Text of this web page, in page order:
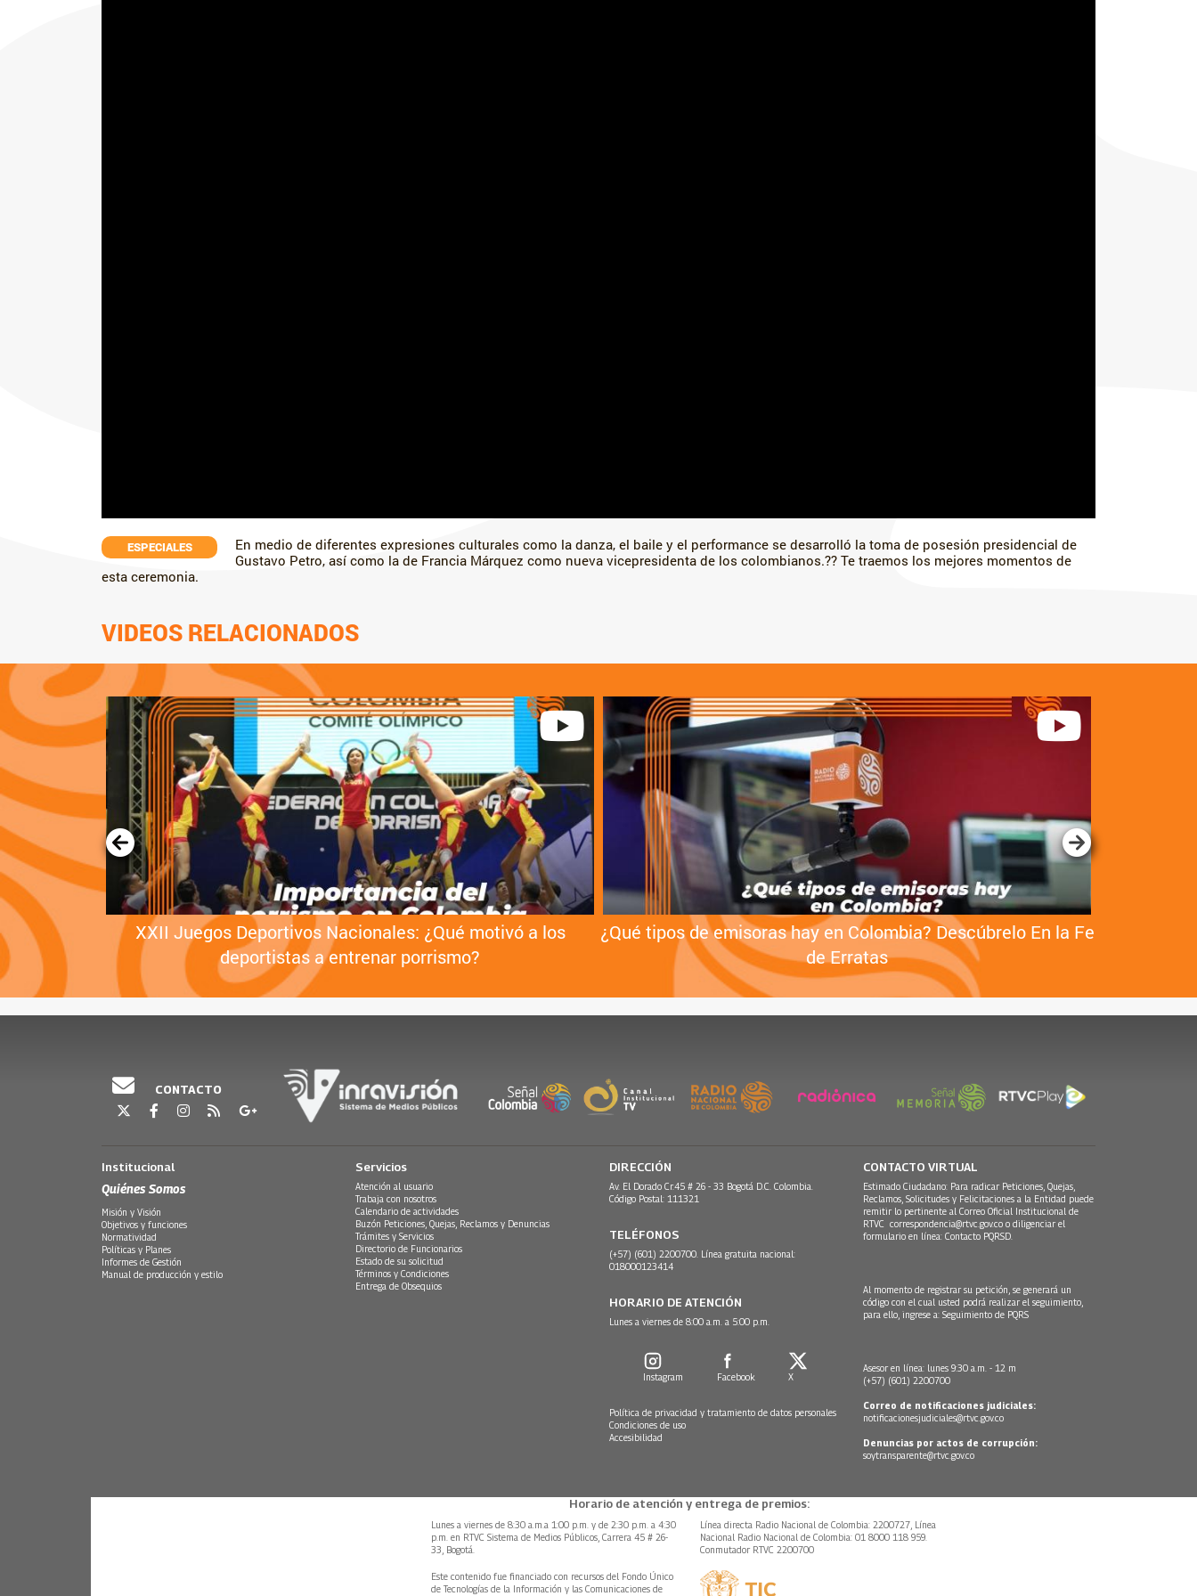
ESPECIALES
En medio de diferentes expresiones culturales como la danza, el baile y el performance se desarrolló la toma de posesión presidencial de
Gustavo Petro, así como la de Francia Márquez como nueva vicepresidenta de los colombianos.?? Te traemos los mejores momentos de
esta ceremonia.
VIDEOS RELACIONADOS
XXII Juegos Deportivos Nacionales: ¿Qué motivó a los
deportistas a entrenar porrismo?
¿Qué tipos de emisoras hay en Colombia? Descúbrelo En la Fe
de Erratas
CONTACTO
Institucional
Quiénes Somos
Misión y Visión
Objetivos y funciones
Normatividad
Políticas y Planes
Informes de Gestión
Manual de producción y estilo
Servicios
Atención al usuario
Trabaja con nosotros
Calendario de actividades
Buzón Peticiones, Quejas, Reclamos y Denuncias
Trámites y Servicios
Directorio de Funcionarios
Estado de su solicitud
Términos y Condiciones
Entrega de Obsequios
DIRECCIÓN
Av. El Dorado Cr.45 # 26 - 33 Bogotá D.C. Colombia.
Código Postal: 111321
TELÉFONOS
(+57) (601) 2200700. Línea gratuita nacional:
018000123414
HORARIO DE ATENCIÓN
Lunes a viernes de 8:00 a.m. a 5:00 p.m.
Instagram Facebook X
Política de privacidad y tratamiento de datos personales
Condiciones de uso
Accesibilidad
CONTACTO VIRTUAL
Estimado Ciudadano: Para radicar Peticiones, Quejas,
Reclamos, Solicitudes y Felicitaciones a la Entidad puede
remitir lo pertinente al Correo Oficial Institucional de
RTVC correspondencia@rtvc.gov.co o diligenciar el
formulario en línea: Contacto PQRSD.
Al momento de registrar su petición, se generará un
código con el cual usted podrá realizar el seguimiento,
para ello, ingrese a: Seguimiento de PQRS
Asesor en línea: lunes 9:30 a.m. - 12 m
(+57) (601) 2200700
Correo de notificaciones judiciales:
notificacionesjudiciales@rtvc.gov.co
Denuncias por actos de corrupción:
soytransparente@rtvc.gov.co
Horario de atención y entrega de premios:
Lunes a viernes de 8:30 a.m.a 1:00 p.m. y de 2:30 p.m. a 4:30
p.m. en RTVC Sistema de Medios Públicos, Carrera 45 # 26-
33, Bogotá.
Línea directa Radio Nacional de Colombia: 2200727, Línea
Nacional Radio Nacional de Colombia: 01 8000 118 959.
Conmutador RTVC 2200700
Este contenido fue financiado con recursos del Fondo Único
de Tecnologías de la Información y las Comunicaciones de